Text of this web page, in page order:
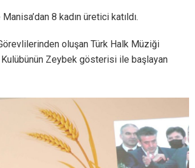
8 kadın üretici katıldı.
oluşan Türk Halk Müziği
Zeybek gösterisi ile başlayan